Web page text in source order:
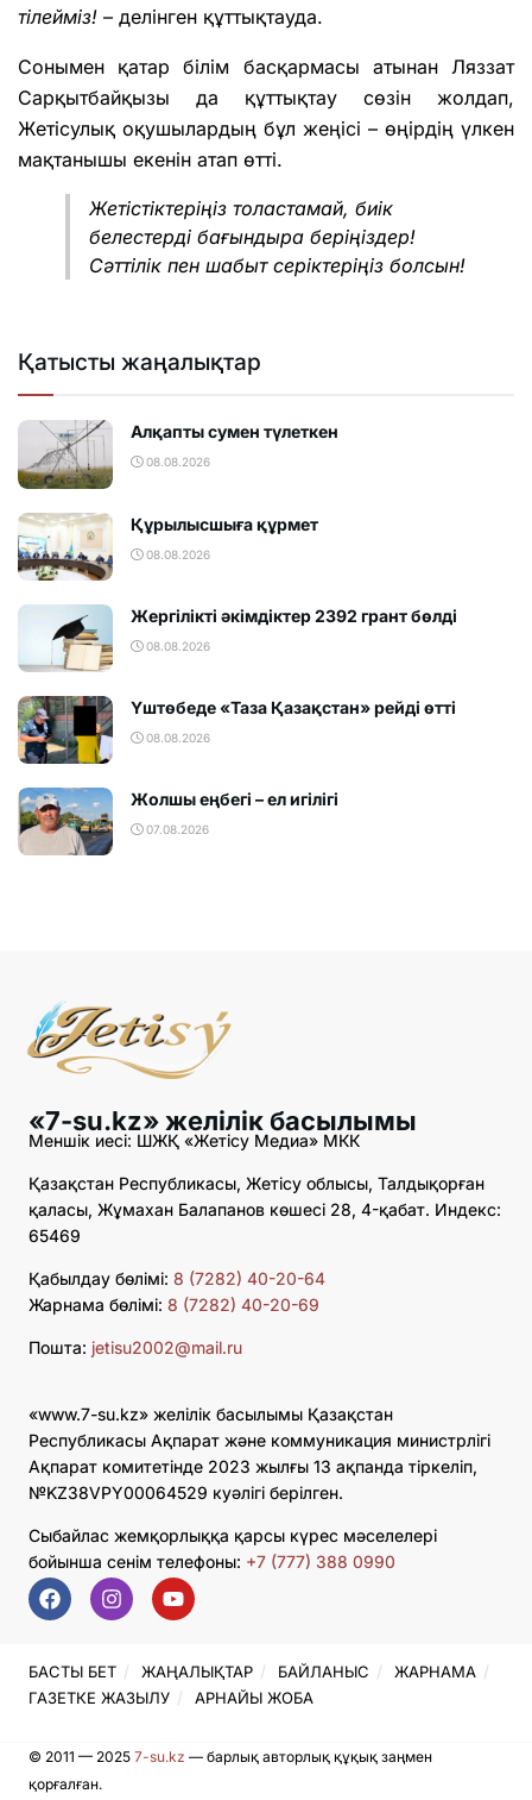
тілейміз! – делінген құттықтауда.
Сонымен қатар білім басқармасы атынан Ляззат
Сарқытбайқызы да құттықтау сөзін жолдап,
Жетісулық оқушылардың бұл жеңісі – өңірдің үлкен
мақтанышы екенін атап өтті.
Жетістіктеріңіз толастамай, биік
белестерді бағындыра беріңіздер!
Сәттілік пен шабыт серіктеріңіз болсын!
Қатысты жаңалықтар
Алқапты сумен түлеткен
08.08.2026
Құрылысшыға құрмет
08.08.2026
Жергілікті әкімдіктер 2392 грант бөлді
08.08.2026
Үштөбеде «Таза Қазақстан» рейді өтті
08.08.2026
Жолшы еңбегі – ел игілігі
07.08.2026
«7-su.kz» желілік басылымы
Меншік иесі: ШЖҚ «Жетісу Медиа» МКК
Қазақстан Республикасы, Жетісу облысы, Талдықорған
қаласы, Жұмахан Балапанов көшесі 28, 4-қабат. Индекс:
65469
Қабылдау бөлімі: 8 (7282) 40-20-64
Жарнама бөлімі: 8 (7282) 40-20-69
Пошта: jetisu2002@mail.ru
«www.7-su.kz» желілік басылымы Қазақстан
Республикасы Ақпарат және коммуникация министрлігі
Ақпарат комитетінде 2023 жылғы 13 ақпанда тіркеліп,
№KZ38VPY00064529 куәлігі берілген.
Сыбайлас жемқорлыққа қарсы күрес мәселелері
бойынша сенім телефоны: +7 (777) 388 0990
БАСТЫ БЕТ ЖАҢАЛЫҚТАР БАЙЛАНЫС
ЖАРНАМА
ГАЗЕТКЕ ЖАЗЫЛУ
АРНАЙЫ ЖОБА
© 2011 — 2025 7-su.kz — барлық авторлық құқық заңмен
қорғалған.